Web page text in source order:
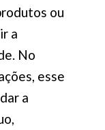
ou
a
No
esse
a